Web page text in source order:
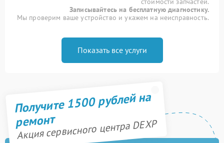
Записывайтесь на бесплатную диагностику.
Мы проверим ваше устройство и укажем на неисправность.
Показать все услуги
Получите 1500 рублей на
ремонт
Акция сервисного центра DEXP